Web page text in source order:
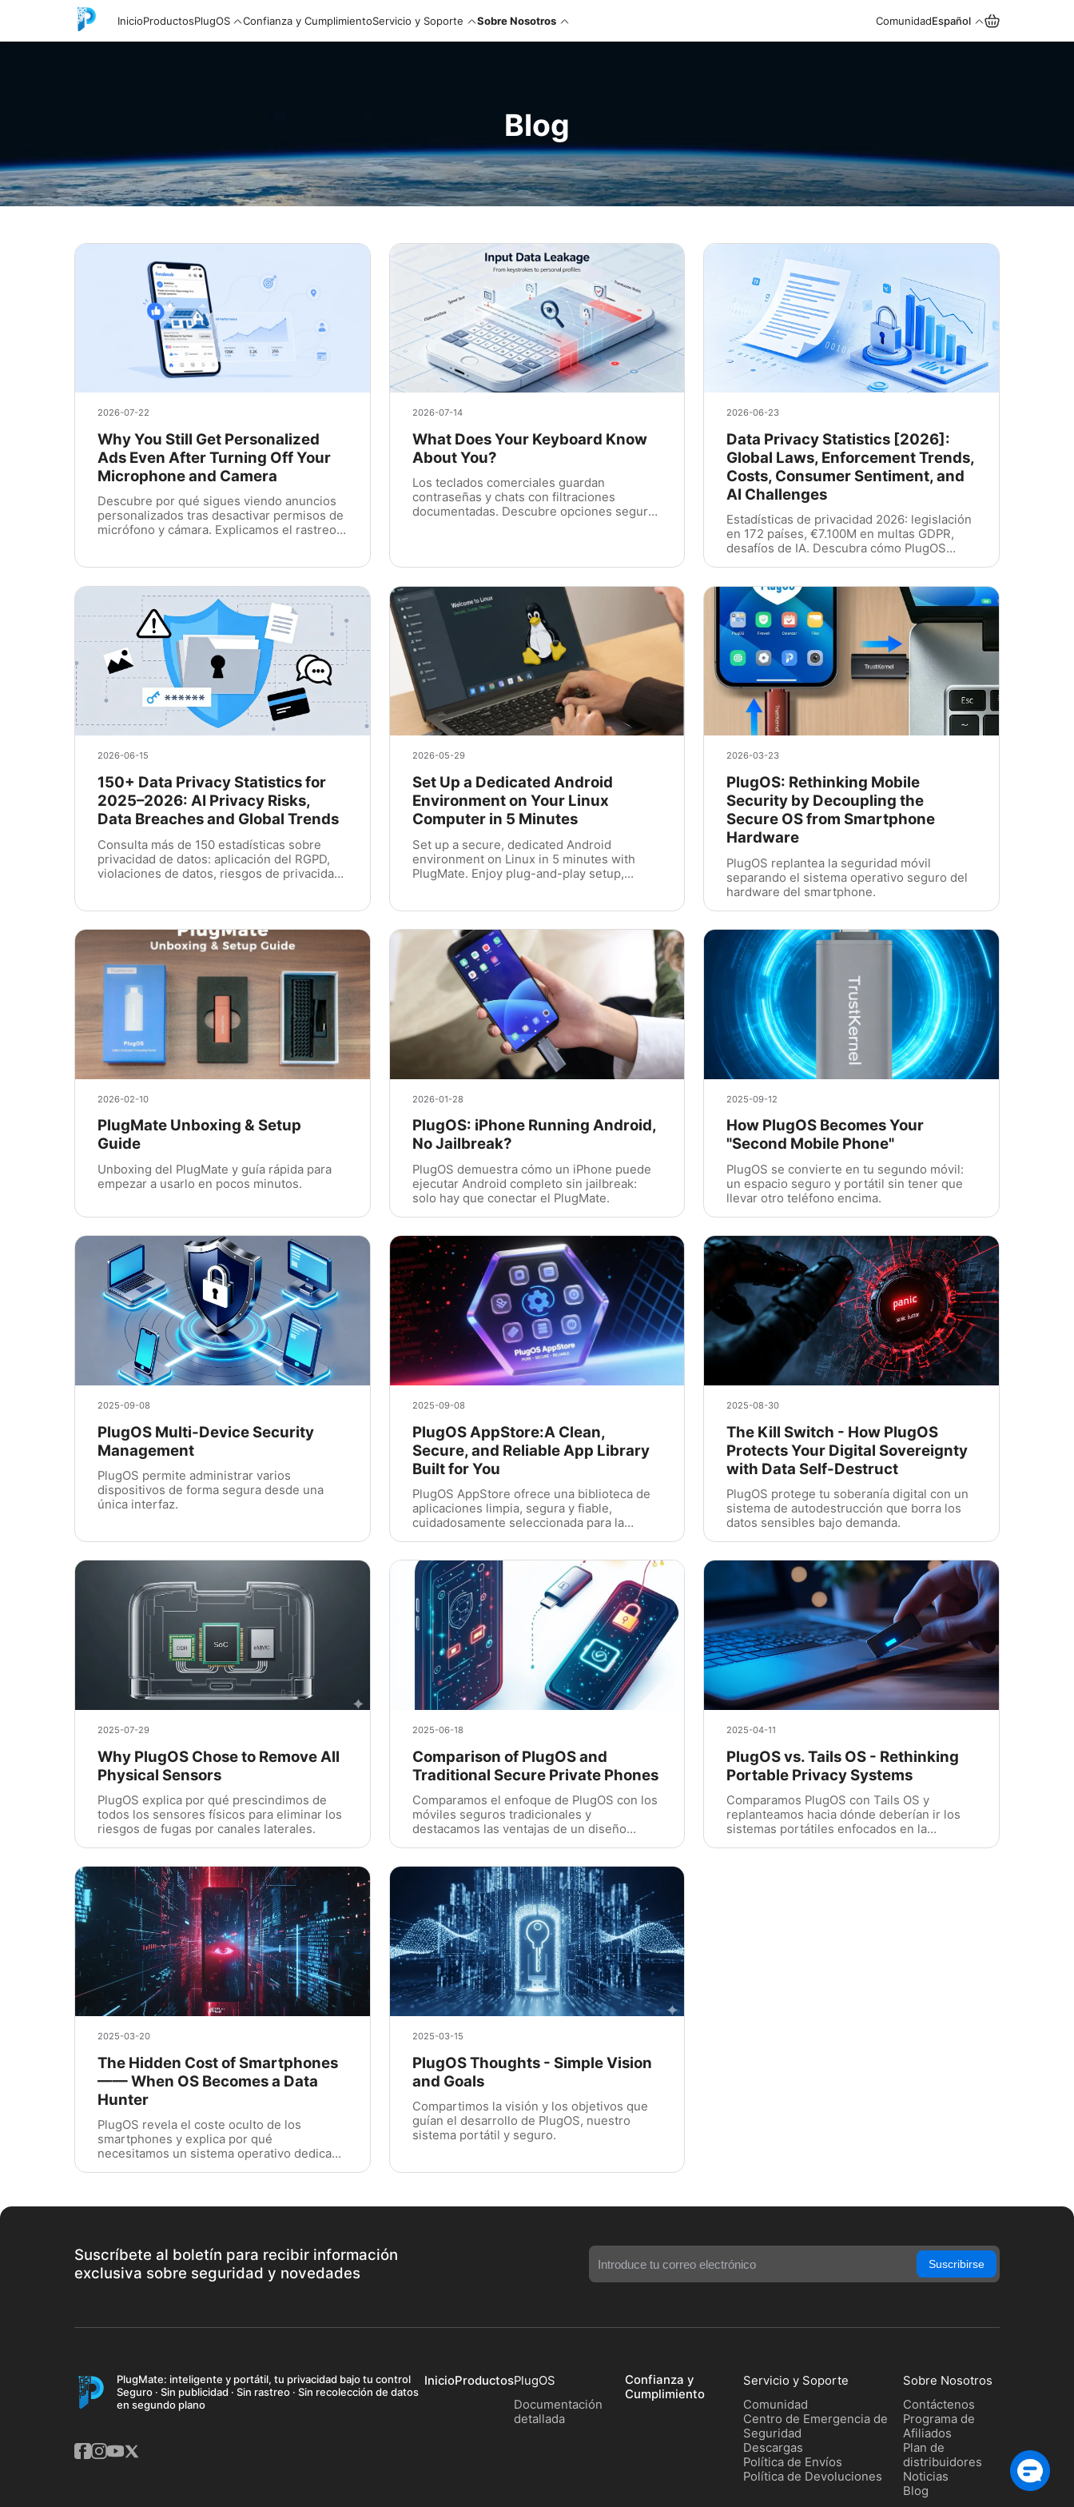
InicioProductosPlugOS Confianza y CumplimientoServicio y Soporte Sobre Nosotros ComunidadEspañol
Blog
2026-07-22
Why You Still Get Personalized
Ads Even After Turning Off Your
Microphone and Camera
Descubre por qué sigues viendo anuncios
personalizados tras desactivar permisos de
micrófono y cámara. Explicamos el rastreo
2026-07-14
What Does Your Keyboard Know
About You?
Los teclados comerciales guardan
contraseñas y chats con filtraciones
documentadas. Descubre opciones seguras
2026-06-23
Data Privacy Statistics [2026]:
Global Laws, Enforcement Trends,
Costs, Consumer Sentiment, and
AI Challenges
Estadísticas de privacidad 2026: legislación
en 172 países, €7.100M en multas GDPR,
desafíos de IA. Descubra cómo PlugOS
operación cifrada.
2026-06-15
150+ Data Privacy Statistics for
2025–2026: AI Privacy Risks,
Data Breaches and Global Trends
Consulta más de 150 estadísticas sobre
privacidad de datos: aplicación del RGPD,
violaciones de datos, riesgos de privacidad
2026-05-29
Set Up a Dedicated Android
Environment on Your Linux
Computer in 5 Minutes
Set up a secure, dedicated Android
environment on Linux in 5 minutes with
PlugMate. Enjoy plug-and-play setup,
2026-03-23
PlugOS: Rethinking Mobile
Security by Decoupling the
Secure OS from Smartphone
Hardware
PlugOS replantea la seguridad móvil
separando el sistema operativo seguro del
hardware del smartphone.
2026-02-10
PlugMate Unboxing & Setup
Guide
Unboxing del PlugMate y guía rápida para
empezar a usarlo en pocos minutos.
2026-01-28
PlugOS: iPhone Running Android,
No Jailbreak?
PlugOS demuestra cómo un iPhone puede
ejecutar Android completo sin jailbreak:
solo hay que conectar el PlugMate.
2025-09-12
How PlugOS Becomes Your
"Second Mobile Phone"
PlugOS se convierte en tu segundo móvil:
un espacio seguro y portátil sin tener que
llevar otro teléfono encima.
2025-09-08
PlugOS Multi-Device Security
Management
PlugOS permite administrar varios
dispositivos de forma segura desde una
única interfaz.
2025-09-08
PlugOS AppStore:A Clean,
Secure, and Reliable App Library
Built for You
PlugOS AppStore ofrece una biblioteca de
aplicaciones limpia, segura y fiable,
cuidadosamente seleccionada para la
2025-08-30
The Kill Switch - How PlugOS
Protects Your Digital Sovereignty
with Data Self-Destruct
PlugOS protege tu soberanía digital con un
sistema de autodestrucción que borra los
datos sensibles bajo demanda.
2025-07-29
Why PlugOS Chose to Remove All
Physical Sensors
PlugOS explica por qué prescindimos de
todos los sensores físicos para eliminar los
riesgos de fugas por canales laterales.
2025-06-18
Comparison of PlugOS and
Traditional Secure Private Phones
Comparamos el enfoque de PlugOS con los
móviles seguros tradicionales y
destacamos las ventajas de un diseño
2025-04-11
PlugOS vs. Tails OS - Rethinking
Portable Privacy Systems
Comparamos PlugOS con Tails OS y
replanteamos hacia dónde deberían ir los
sistemas portátiles enfocados en la
2025-03-20
The Hidden Cost of Smartphones
—— When OS Becomes a Data
Hunter
PlugOS revela el coste oculto de los
smartphones y explica por qué
necesitamos un sistema operativo dedicado
2025-03-15
PlugOS Thoughts - Simple Vision
and Goals
Compartimos la visión y los objetivos que
guían el desarrollo de PlugOS, nuestro
sistema portátil y seguro.
Suscríbete al boletín para recibir información
exclusiva sobre seguridad y novedades
Suscribirse
PlugMate: inteligente y portátil, tu privacidad bajo tu control
Seguro · Sin publicidad · Sin rastreo · Sin recolección de datos
en segundo plano
InicioProductosPlugOS
Documentación
detallada
Confianza y
Cumplimiento
Servicio y Soporte
Comunidad
Centro de Emergencia de
Seguridad
Descargas
Política de Envíos
Política de Devoluciones
Sobre Nosotros
Contáctenos
Programa de
Afiliados
Plan de
distribuidores
Noticias
Blog
中文